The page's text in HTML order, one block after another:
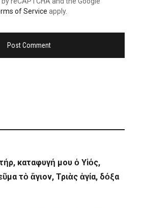
of Service apply.
καταφυγή μου ὁ Υἱός,
τὸ ἅγιον, Τριὰς ἁγία, δόξα